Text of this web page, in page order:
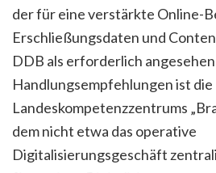
der für eine verstärkte Online-
Erschließungsdaten und
DDB als erforderlich
Handlungsempfehlungen ist
Landeskompetenzzentrums
dem nicht etwa das operative
Digitalisierungsgeschäft